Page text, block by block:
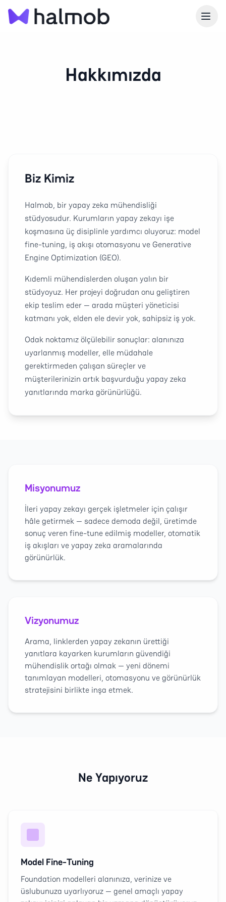
Hakkımızda
Biz Kimiz
Halmob, bir yapay zeka mühendisliği
stüdyosudur. Kurumların yapay zekayı işe
koşmasına üç disiplinle yardımcı oluyoruz: model
fine-tuning, iş akışı otomasyonu ve Generative
Engine Optimization (GEO).
Kıdemli mühendislerden oluşan yalın bir
stüdyoyuz. Her projeyi doğrudan onu geliştiren
ekip teslim eder — arada müşteri yöneticisi
katmanı yok, elden ele devir yok, sahipsiz iş yok.
Odak noktamız ölçülebilir sonuçlar: alanınıza
uyarlanmış modeller, elle müdahale
gerektirmeden çalışan süreçler ve
müşterilerinizin artık başvurduğu yapay zeka
yanıtlarında marka görünürlüğü.
Misyonumuz
İleri yapay zekayı gerçek işletmeler için çalışır
hâle getirmek — sadece demoda değil, üretimde
sonuç veren fine-tune edilmiş modeller, otomatik
iş akışları ve yapay zeka aramalarında
görünürlük.
Vizyonumuz
Arama, linklerden yapay zekanın ürettiği
yanıtlara kayarken kurumların güvendiği
mühendislik ortağı olmak — yeni dönemi
tanımlayan modelleri, otomasyonu ve görünürlük
stratejisini birlikte inşa etmek.
Ne Yapıyoruz
Model Fine-Tuning
Foundation modelleri alanınıza, verinize ve
üslubunuza uyarlıyoruz — genel amaçlı yapay